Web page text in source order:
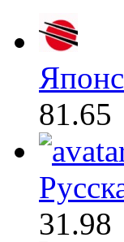
81.65
31.98